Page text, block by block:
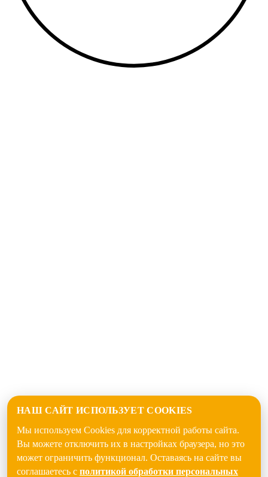
НАШ САЙТ ИСПОЛЬЗУЕТ COOKIES
Мы используем Cookies для корректной работы сайта.
Вы можете отключить их в настройках браузера, но это
может ограничить функционал. Оставаясь на сайте вы
соглашаетесь с политикой обработки персональных